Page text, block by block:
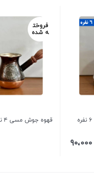
90،000
فروخت
ه شده
قهوه جوش مسی ۴ نفره ارمنی